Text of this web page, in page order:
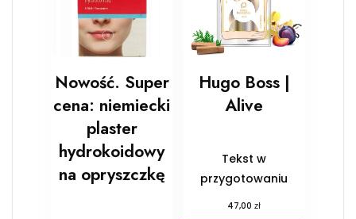
Nowość. Super
cena: niemiecki
plaster
hydrokoidowy
na opryszczkę
Hugo Boss |
Alive
Tekst w
przygotowaniu
47,00zł